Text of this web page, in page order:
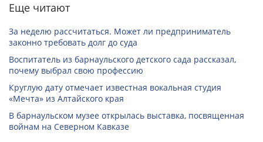
Еще читают
За неделю рассчитаться. Может ли предприниматель
законно требовать долг до суда
Воспитатель из барнаульского детского сада рассказал,
почему выбрал свою профессию
Круглую дату отмечает известная вокальная студия
«Мечта» из Алтайского края
В барнаульском музее открылась выставка, посвященная
войнам на Северном Кавказе